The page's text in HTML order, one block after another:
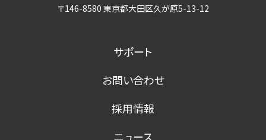
〒146-8580 東京都大田区久が原5-13-12
サポート
お問い合わせ
採用情報
ニュース